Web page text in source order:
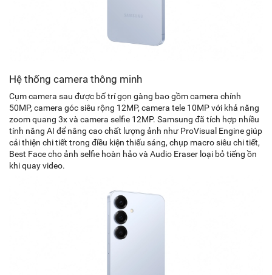
Hệ thống camera thông minh
Cụm camera sau được bố trí gọn gàng bao gồm camera chính
50MP, camera góc siêu rộng 12MP, camera tele 10MP với khả năng
zoom quang 3x và camera selfie 12MP. Samsung đã tích hợp nhiều
tính năng AI để nâng cao chất lượng ảnh như ProVisual Engine giúp
cải thiện chi tiết trong điều kiện thiếu sáng, chụp macro siêu chi tiết,
Best Face cho ảnh selfie hoàn hảo và Audio Eraser loại bỏ tiếng ồn
khi quay video.